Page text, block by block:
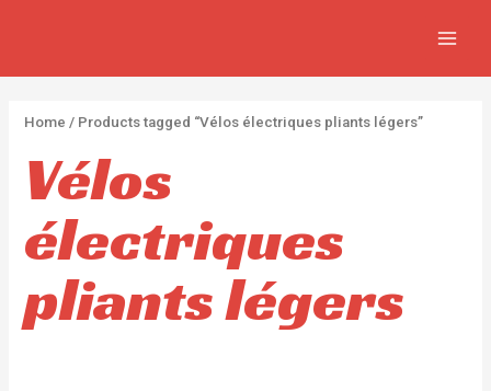
r
u
c
t
r
t
s
r
t
Home / Products tagged “Vélos électriques pliants légers”
Vélos
électriques
pliants légers